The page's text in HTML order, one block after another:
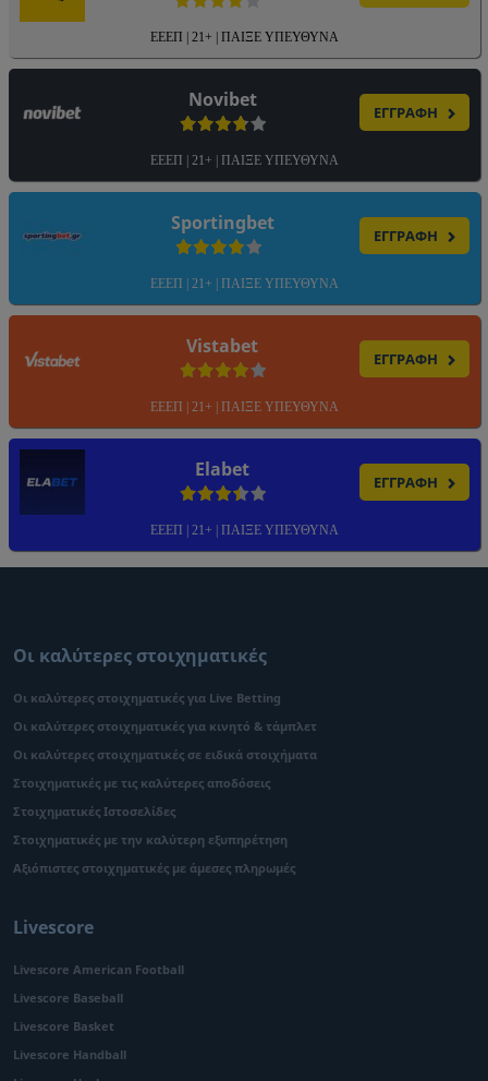
ΕΕΕΠ | 21+ | ΠΑΙΞΕ ΥΠΕΥΘΥΝΑ
Novibet
ΕΓΓΡΑΦΗ
ΕΕΕΠ | 21+ | ΠΑΙΞΕ ΥΠΕΥΘΥΝΑ
Sportingbet
ΕΓΓΡΑΦΗ
ΕΕΕΠ | 21+ | ΠΑΙΞΕ ΥΠΕΥΘΥΝΑ
Vistabet
ΕΓΓΡΑΦΗ
ΕΕΕΠ | 21+ | ΠΑΙΞΕ ΥΠΕΥΘΥΝΑ
Elabet
ΕΓΓΡΑΦΗ
ΕΕΕΠ | 21+ | ΠΑΙΞΕ ΥΠΕΥΘΥΝΑ
Οι καλύτερες στοιχηματικές
Οι καλύτερες στοιχηματικές για Live Betting
Οι καλύτερες στοιχηματικές για κινητό & τάμπλετ
Οι καλύτερες στοιχηματικές σε ειδικά στοιχήματα
Στοιχηματικές με τις καλύτερες αποδόσεις
Στοιχηματικές Ιστοσελίδες
Στοιχηματικές με την καλύτερη εξυπηρέτηση
Αξιόπιστες στοιχηματικές με άμεσες πληρωμές
Livescore
Livescore American Football
Livescore Baseball
Livescore Basket
Livescore Handball